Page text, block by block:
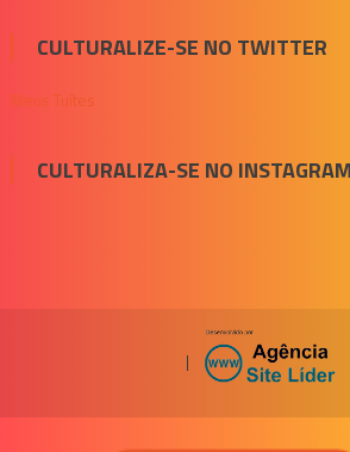
CULTURALIZE-SE NO TWITTER
Meus Tuítes
CULTURALIZA-SE NO INSTAGRAM
|